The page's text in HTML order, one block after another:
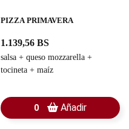
PIZZA PRIMAVERA
1.139,56 BS
salsa + queso mozzarella +
tocineta + maíz
0 Añadir